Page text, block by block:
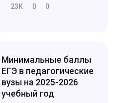
23K 0 0
Минимальные баллы
ЕГЭ в педагогические
вузы на 2025-2026
учебный год